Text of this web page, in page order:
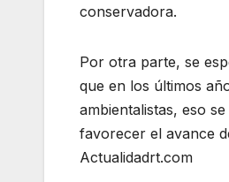
conservadora.
Por otra parte, se
que en los últimos
ambientalistas, eso
favorecer el avance
Actualidadrt.com